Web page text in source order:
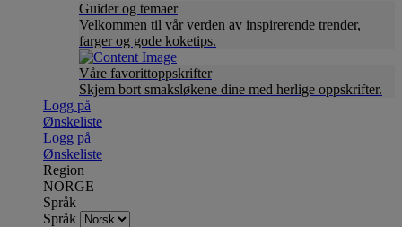
Guider og temaer
Velkommen til vår verden av inspirerende trender,
farger og gode koketips.
Våre favorittoppskrifter
Skjem bort smaksløkene dine med herlige oppskrifter.
Logg på
Ønskeliste
Logg på
Ønskeliste
Region
NORGE
Språk
Språk